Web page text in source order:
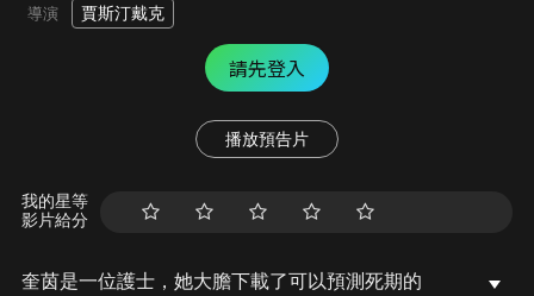
導演 賈斯汀戴克
請先登入
播放預告片
我的星等
影片給分
奎茵是一位護士，她大膽下載了可以預測死期的